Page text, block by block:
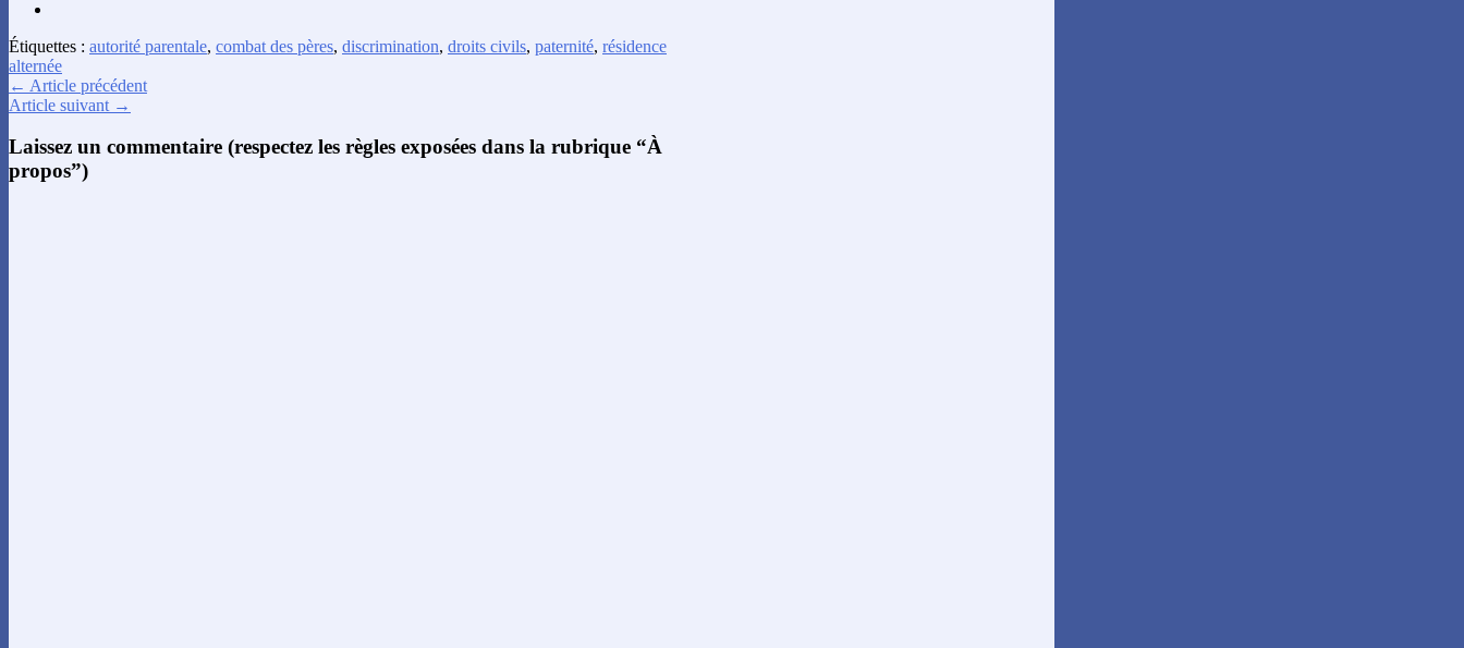
Étiquettes : autorité parentale, combat des pères, discrimination, droits civils, paternité, résidence
alternée
← Article précédent
Article suivant →
Laissez un commentaire (respectez les règles exposées dans la rubrique “À
propos”)